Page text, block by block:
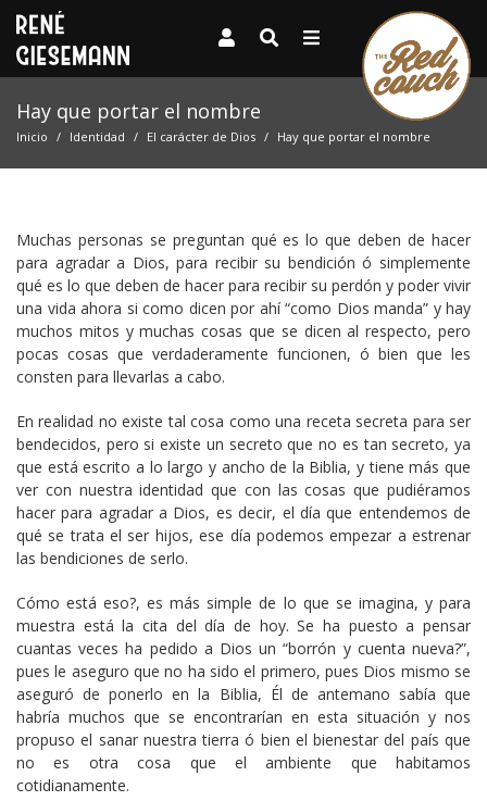
Hay que portar el nombre
Inicio Identidad El carácter de Dios Hay que portar el nombre
Muchas personas se preguntan qué es lo que deben de hacer
para agradar a Dios, para recibir su bendición ó simplemente
qué es lo que deben de hacer para recibir su perdón y poder vivir
una vida ahora si como dicen por ahí “como Dios manda” y hay
muchos mitos y muchas cosas que se dicen al respecto, pero
pocas cosas que verdaderamente funcionen, ó bien que les
consten para llevarlas a cabo.
En realidad no existe tal cosa como una receta secreta para ser
bendecidos, pero si existe un secreto que no es tan secreto, ya
que está escrito a lo largo y ancho de la Biblia, y tiene más que
ver con nuestra identidad que con las cosas que pudiéramos
hacer para agradar a Dios, es decir, el día que entendemos de
qué se trata el ser hijos, ese día podemos empezar a estrenar
las bendiciones de serlo.
Cómo está eso?, es más simple de lo que se imagina, y para
muestra está la cita del día de hoy. Se ha puesto a pensar
cuantas veces ha pedido a Dios un “borrón y cuenta nueva?”,
pues le aseguro que no ha sido el primero, pues Dios mismo se
aseguró de ponerlo en la Biblia, Él de antemano sabía que
habría muchos que se encontrarían en esta situación y nos
propuso el sanar nuestra tierra ó bien el bienestar del país que
no es otra cosa que el ambiente que habitamos
cotidianamente.